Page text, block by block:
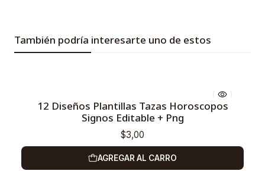
También podría interesarte uno de estos
12 Diseños Plantillas Tazas Horoscopos
Signos Editable + Png
$3,00
AGREGAR AL CARRO